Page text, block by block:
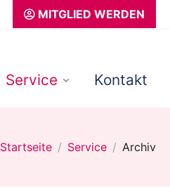
MITGLIED WERDEN
Service Kontakt
Startseite Service Archiv